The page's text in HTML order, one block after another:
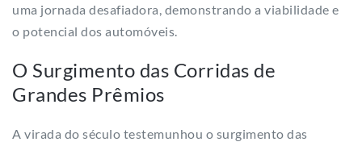
uma jornada desafiadora, demonstrando a viabilidade e
o potencial dos automóveis.
O Surgimento das Corridas de
Grandes Prêmios
A virada do século testemunhou o surgimento das